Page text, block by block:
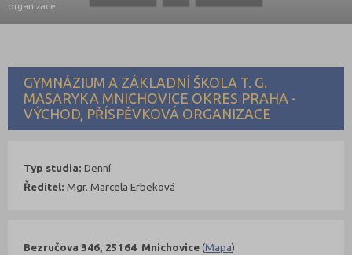
organizace
GYMNÁZIUM A ZÁKLADNÍ ŠKOLA T. G.
MASARYKA MNICHOVICE OKRES PRAHA -
VÝCHOD, PŘÍSPĚVKOVÁ ORGANIZACE
Bezručova 346, 25164 Mnichovice(Mapa)
Typ studia: Denní
Ředitel: Mgr. Marcela Erbeková